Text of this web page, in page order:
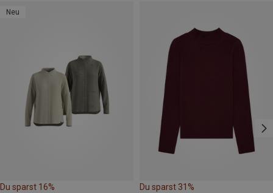
Neu
Du sparst 16% Du sparst 31%